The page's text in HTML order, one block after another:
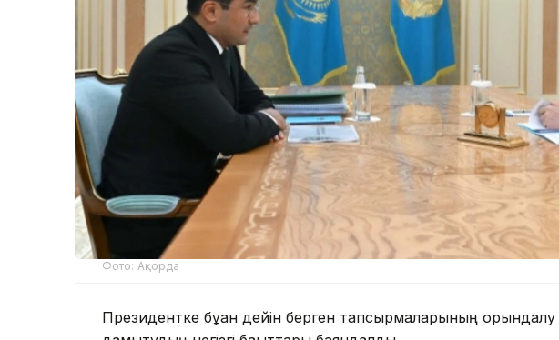
Фото: Ақорда
Президентке бұған дейін берген тапсырмаларының